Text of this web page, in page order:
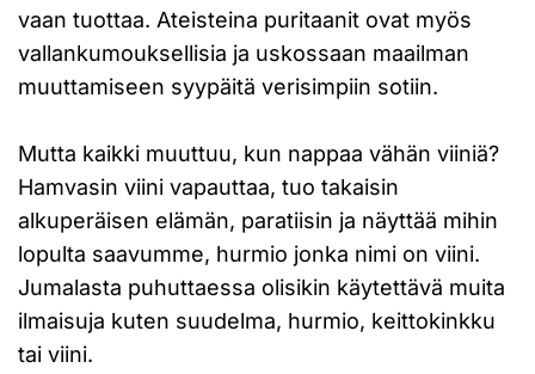
vaan tuottaa. Ateisteina puritaanit ovat myös
vallankumouksellisia ja uskossaan maailman
muuttamiseen syypäitä verisimpiin sotiin.
Mutta kaikki muuttuu, kun nappaa vähän viiniä?
Hamvasin viini vapauttaa, tuo takaisin
alkuperäisen elämän, paratiisin ja näyttää mihin
lopulta saavumme, hurmio jonka nimi on viini.
Jumalasta puhuttaessa olisikin käytettävä muita
ilmaisuja kuten suudelma, hurmio, keittokinkku
tai viini.